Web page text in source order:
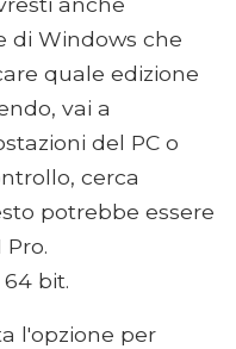
di Windows che
quale edizione
vai a
del PC o
cerca
potrebbe essere
Pro.
bit.
l'opzione per